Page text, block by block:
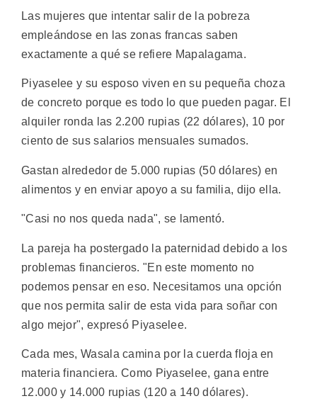
Las mujeres que intentar salir de la pobreza
empleándose en las zonas francas saben
exactamente a qué se refiere Mapalagama.
Piyaselee y su esposo viven en su pequeña choza
de concreto porque es todo lo que pueden pagar. El
alquiler ronda las 2.200 rupias (22 dólares), 10 por
ciento de sus salarios mensuales sumados.
Gastan alrededor de 5.000 rupias (50 dólares) en
alimentos y en enviar apoyo a su familia, dijo ella.
"Casi no nos queda nada", se lamentó.
La pareja ha postergado la paternidad debido a los
problemas financieros. "En este momento no
podemos pensar en eso. Necesitamos una opción
que nos permita salir de esta vida para soñar con
algo mejor", expresó Piyaselee.
Cada mes, Wasala camina por la cuerda floja en
materia financiera. Como Piyaselee, gana entre
12.000 y 14.000 rupias (120 a 140 dólares).